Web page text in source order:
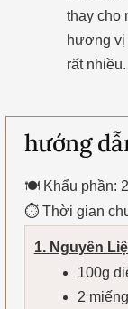
thay cho
hương vị
rất nhiều.
hướng
🍽 Khẩu phần:
⏱ Thời gian
1. Nguyên
100g
2